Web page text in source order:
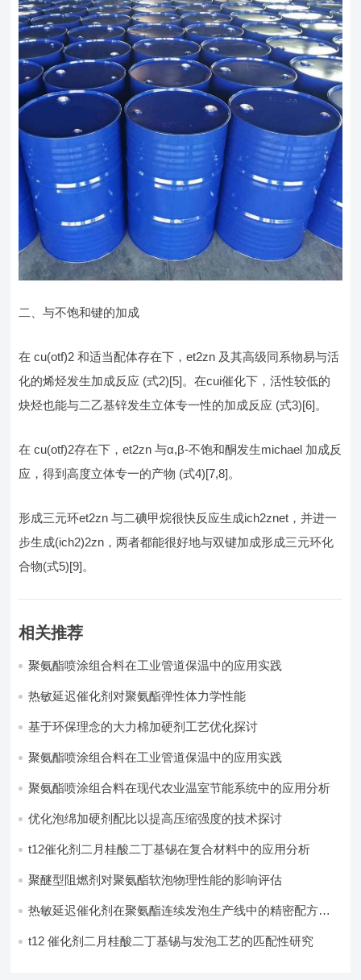
二、与不饱和键的加成
在 cu(otf)2 和适当配体存在下，et2zn 及其高级同系物易与活
化的烯烃发生加成反应 (式2)[5]。在cui催化下，活性较低的
炔烃也能与二乙基锌发生立体专一性的加成反应 (式3)[6]。
在 cu(otf)2存在下，et2zn 与α,β-不饱和酮发生michael 加成反
应，得到高度立体专一的产物 (式4)[7,8]。
形成三元环et2zn 与二碘甲烷很快反应生成ich2znet，并进一
步生成(ich2)2zn，两者都能很好地与双键加成形成三元环化
合物(式5)[9]。
相关推荐
聚氨酯喷涂组合料在工业管道保温中的应用实践
热敏延迟催化剂对聚氨酯弹性体力学性能
基于环保理念的大力棉加硬剂工艺优化探讨
聚氨酯喷涂组合料在工业管道保温中的应用实践
聚氨酯喷涂组合料在现代农业温室节能系统中的应用分析​
优化泡绵加硬剂配比以提高压缩强度的技术探讨
t12催化剂二月桂酸二丁基锡在复合材料中的应用分析
聚醚型阻燃剂对聚氨酯软泡物理性能的影响评估​
热敏延迟催化剂在聚氨酯连续发泡生产线中的精密配方设
t12 催化剂二月桂酸二丁基锡与发泡工艺的匹配性研究